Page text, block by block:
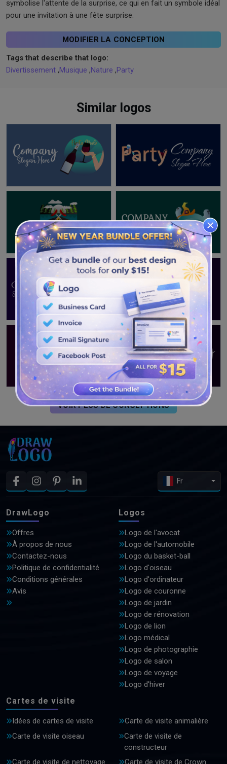
symbolise l'attente de la surprise, ce qui en fait un symbole idéal
pour une invitation à une fête surprise.
MODIFIER LA CONCEPTION
Tags that describe that logo:
Divertissement ,Musique ,Nature ,Party
Similar logos
VOIR PLUS DE CONCEPTIONS
Fr
DrawLogo
Offres
À propos de nous
Contactez-nous
Politique de confidentialité
Conditions générales
Avis
Logos
Logo de l'avocat
Logo de l'automobile
Logo du basket-ball
Logo d'oiseau
Logo d'ordinateur
Logo de couronne
Logo de jardin
Logo de rénovation
Logo de lion
Logo médical
Logo de photographie
Logo de salon
Logo de voyage
Logo d'hiver
Cartes de visite
Idées de cartes de visite
Carte de visite animalière
Carte de visite oiseau
Carte de visite de
constructeur
Carte de visite de nettoyage
Carte de visite de Crown